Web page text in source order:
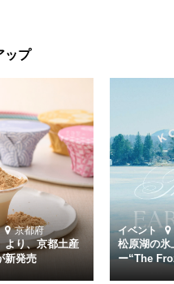
で生き抜き「幸運艦」と呼ばれ
じる竹野内豊。先任伍長・早瀬
、田中麗奈、石丸幹二、益岡徹
和と運命を共にした帝国海軍・
貴一が圧倒的な存在感で演じ切
。本作は「同じ過ちを繰り返す
命をかけて守りたいと願っ
後80年、戦争の記憶が薄れゆく
に繋ぐ作品『雪風 YUKIKAZE』
ップ
京都府
より、京都土産
新発売
イベント
松原湖の氷
ー“The